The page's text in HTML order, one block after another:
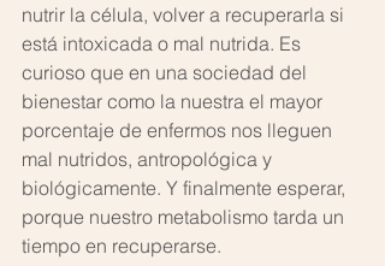
nutrir la célula, volver a recuperarla si
está intoxicada o mal nutrida. Es
curioso que en una sociedad del
bienestar como la nuestra el mayor
porcentaje de enfermos nos lleguen
mal nutridos, antropológica y
biológicamente. Y finalmente esperar,
porque nuestro metabolismo tarda un
tiempo en recuperarse.